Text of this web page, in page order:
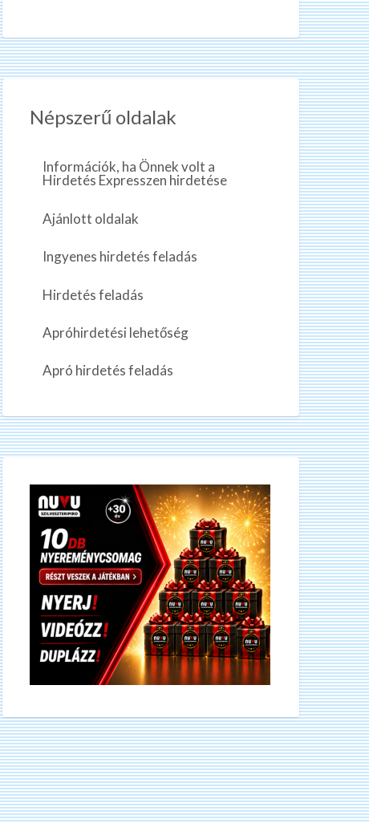
Népszerű oldalak
Információk, ha Önnek volt a
Hirdetés Expresszen hirdetése
Ajánlott oldalak
Ingyenes hirdetés feladás
Hirdetés feladás
Apróhirdetési lehetőség
Apró hirdetés feladás